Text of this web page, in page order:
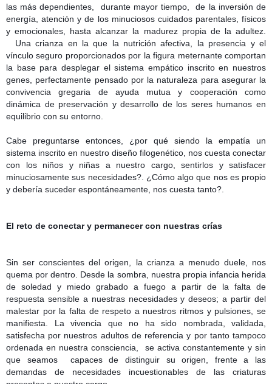
las más dependientes,
durante mayor tiempo,
de la inversión de
energía, atención y de los minuciosos cuidados parentales, físicos
y emocionales, hasta alcanzar la madurez propia de la adultez.
Una crianza en la que la nutrición afectiva, la presencia y el
vínculo seguro proporcionados por la figura meternante comportan
la base para desplegar el sistema empático inscrito en nuestros
genes, perfectamente pensado por la naturaleza para asegurar la
convivencia gregaria de ayuda mutua y cooperación como
dinámica de preservación y desarrollo de los seres humanos en
equilibrio con su entorno.
Cabe preguntarse entonces, ¿por qué siendo la empatía un
sistema inscrito en nuestro diseño filogenético, nos cuesta conectar
con los niños y niñas a nuestro cargo, sentirlos y satisfacer
minuciosamente sus necesidades?. ¿Cómo algo que nos es propio
y debería suceder espontáneamente, nos cuesta tanto?.
El reto de conectar y permanecer con nuestras crías
Sin ser conscientes del origen, la crianza a menudo duele, nos
quema por dentro. Desde la sombra, nuestra propia infancia herida
de soledad y miedo grabado a fuego a partir de la falta de
respuesta sensible a nuestras necesidades y deseos; a partir del
malestar por la falta de respeto a nuestros ritmos y pulsiones, se
manifiesta. La vivencia que no ha sido nombrada, validada,
satisfecha por nuestros adultos de referencia y por tanto tampoco
ordenada en nuestra consciencia,
se activa constantemente y sin
que seamos
capaces de distinguir su origen, frente a las
demandas de necesidades incuestionables de las criaturas